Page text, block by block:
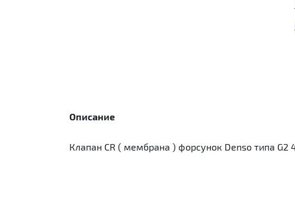
Описание
Клапан CR ( мембрана ) форсунок Denso типа G2